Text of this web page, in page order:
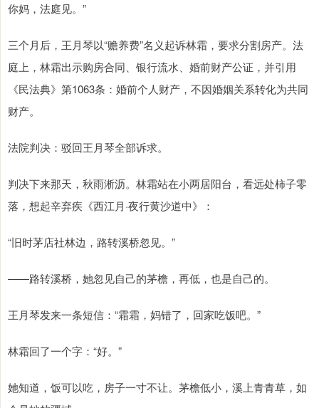
你妈，法庭见。”
三个月后，王月琴以“赡养费”名义起诉林霜，要求分割房产。法
庭上，林霜出示购房合同、银行流水、婚前财产公证，并引用
《民法典》第1063条：婚前个人财产，不因婚姻关系转化为共同
财产。
法院判决：驳回王月琴全部诉求。
判决下来那天，秋雨淅沥。林霜站在小两居阳台，看远处柿子零
落，想起辛弃疾《西江月·夜行黄沙道中》：
“旧时茅店社林边，路转溪桥忽见。”
——路转溪桥，她忽见自己的茅檐，再低，也是自己的。
王月琴发来一条短信：“霜霜，妈错了，回家吃饭吧。”
林霜回了一个字：“好。”
她知道，饭可以吃，房子一寸不让。茅檐低小，溪上青青草，如